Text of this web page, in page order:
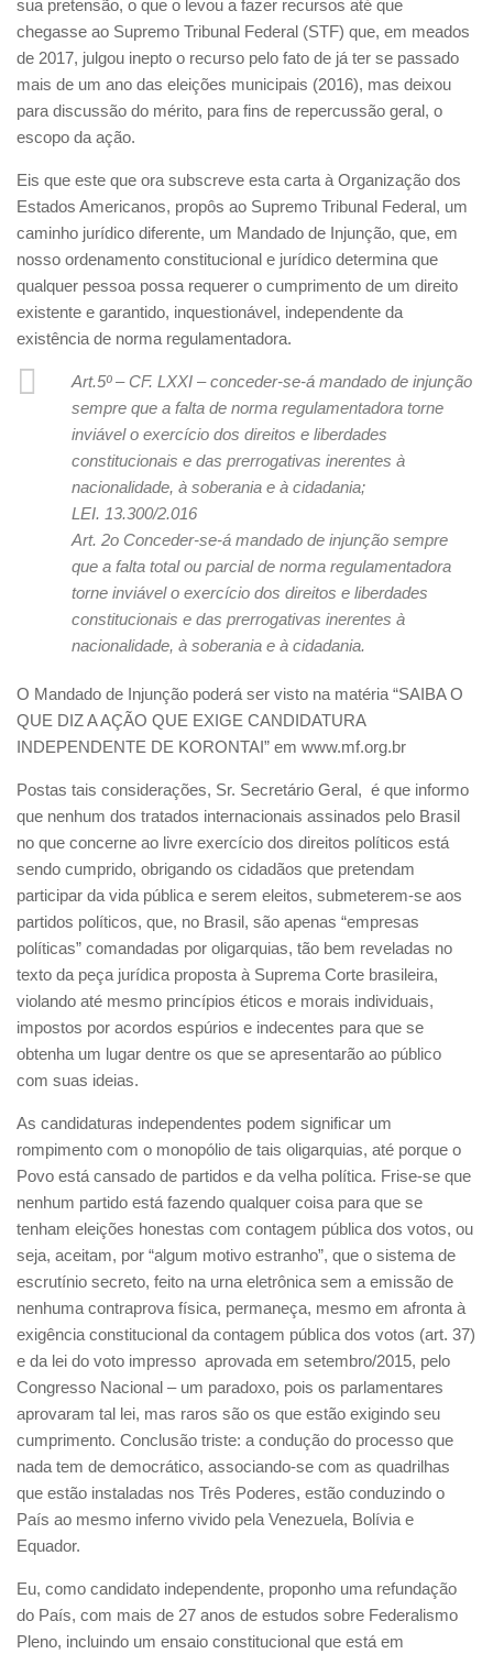
sua pretensão, o que o levou a fazer recursos até que
chegasse ao Supremo Tribunal Federal (STF) que, em meados
de 2017, julgou inepto o recurso pelo fato de já ter se passado
mais de um ano das eleições municipais (2016), mas deixou
para discussão do mérito, para fins de repercussão geral, o
escopo da ação.
Eis que este que ora subscreve esta carta à Organização dos
Estados Americanos, propôs ao Supremo Tribunal Federal, um
caminho jurídico diferente, um Mandado de Injunção, que, em
nosso ordenamento constitucional e jurídico determina que
qualquer pessoa possa requerer o cumprimento de um direito
existente e garantido, inquestionável, independente da
existência de norma regulamentadora.
Art.5º – CF. LXXI – conceder-se-á mandado de injunção
sempre que a falta de norma regulamentadora torne
inviável o exercício dos direitos e liberdades
constitucionais e das prerrogativas inerentes à
nacionalidade, à soberania e à cidadania;
LEI. 13.300/2.016
Art. 2o Conceder-se-á mandado de injunção sempre
que a falta total ou parcial de norma regulamentadora
torne inviável o exercício dos direitos e liberdades
constitucionais e das prerrogativas inerentes à
nacionalidade, à soberania e à cidadania.
O Mandado de Injunção poderá ser visto na matéria “SAIBA O
QUE DIZ A AÇÃO QUE EXIGE CANDIDATURA
INDEPENDENTE DE KORONTAI” em www.mf.org.br
Postas tais considerações, Sr. Secretário Geral, é que informo
que nenhum dos tratados internacionais assinados pelo Brasil
no que concerne ao livre exercício dos direitos políticos está
sendo cumprido, obrigando os cidadãos que pretendam
participar da vida pública e serem eleitos, submeterem-se aos
partidos políticos, que, no Brasil, são apenas “empresas
políticas” comandadas por oligarquias, tão bem reveladas no
texto da peça jurídica proposta à Suprema Corte brasileira,
violando até mesmo princípios éticos e morais individuais,
impostos por acordos espúrios e indecentes para que se
obtenha um lugar dentre os que se apresentarão ao público
com suas ideias.
As candidaturas independentes podem significar um
rompimento com o monopólio de tais oligarquias, até porque o
Povo está cansado de partidos e da velha política. Frise-se que
nenhum partido está fazendo qualquer coisa para que se
tenham eleições honestas com contagem pública dos votos, ou
seja, aceitam, por “algum motivo estranho”, que o sistema de
escrutínio secreto, feito na urna eletrônica sem a emissão de
nenhuma contraprova física, permaneça, mesmo em afronta à
exigência constitucional da contagem pública dos votos (art. 37)
e da lei do voto impresso aprovada em setembro/2015, pelo
Congresso Nacional – um paradoxo, pois os parlamentares
aprovaram tal lei, mas raros são os que estão exigindo seu
cumprimento. Conclusão triste: a condução do processo que
nada tem de democrático, associando-se com as quadrilhas
que estão instaladas nos Três Poderes, estão conduzindo o
País ao mesmo inferno vivido pela Venezuela, Bolívia e
Equador.
Eu, como candidato independente, proponho uma refundação
do País, com mais de 27 anos de estudos sobre Federalismo
Pleno, incluindo um ensaio constitucional que está em